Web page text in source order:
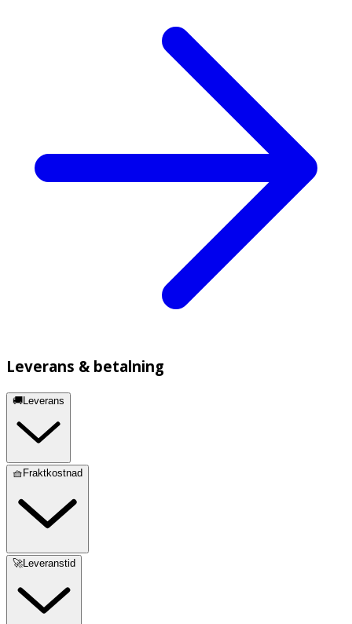
Leverans & betalning
🚚Leverans
🧺Fraktkostnad
🚀Leveranstid